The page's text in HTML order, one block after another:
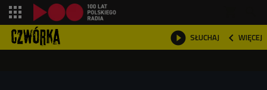
 SŁUCHAJ  WIĘCEJ
